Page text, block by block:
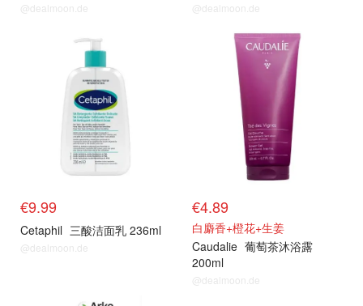
@dealmoon.de @dealmoon.de
€9.99
Cetaphil 三酸洁面乳 236ml
@dealmoon.de
€4.89
白麝香+橙花+生姜
Caudalie 葡萄茶沐浴露
200ml
@dealmoon.de